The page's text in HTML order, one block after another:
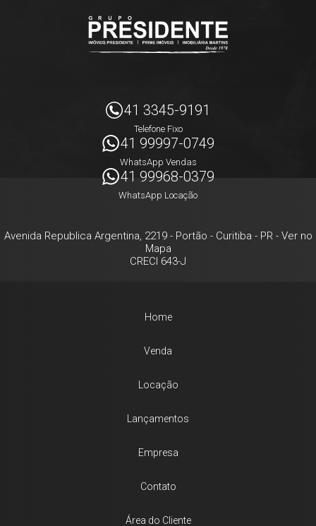
41 3345-9191
Telefone Fixo
41 99997-0749
WhatsApp Vendas
41 99968-0379
WhatsApp Locação
Avenida Republica Argentina, 2219- Portão - Curitiba - PR- Ver no
Mapa
CRECI 643-J
Home
Venda
Locação
Lançamentos
Empresa
Contato
Área do Cliente